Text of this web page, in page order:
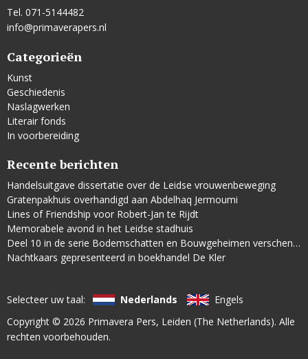
Tel. 071-5144482
info@primaverapers.nl
Categorieën
Kunst
Geschiedenis
Naslagwerken
Literair fonds
In voorbereiding
Recente berichten
Handelsuitgave dissertatie over de Leidse vrouwenbeweging
Gratenpakhuis overhandigd aan Abdelhaq Jermoumi
Lines of Friendship voor Robert-Jan te Rijdt
Memorabele avond in het Leidse stadhuis
Deel 10 in de serie Bodemschatten en Bouwgeheimen verschenen
Nachtkaars gepresenteerd in boekhandel De Kler
Selecteer uw taal: Nederlands
Engels
Copyright © 2026 Primavera Pers, Leiden (The Netherlands). Alle
rechten voorbehouden.